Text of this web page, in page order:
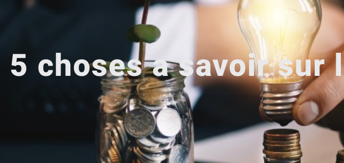
5 choses a savoir sur